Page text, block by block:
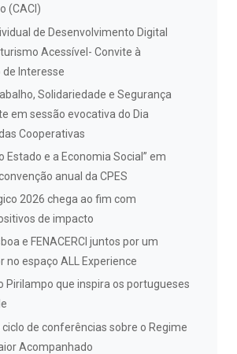
(CACI)
de Desenvolvimento Digital
Acessível- Convite à
Interesse
Solidariedade e Segurança
em sessão evocativa do Dia
Cooperativas
Estado e a Economia Social” em
anual da CPES
2026 chega ao fim com
de impacto
e FENACERCI juntos por um
no espaço ALL Experience
Pirilampo que inspira os portugueses
ciclo de conferências sobre o Regime
Acompanhado